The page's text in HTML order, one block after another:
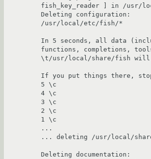
fish_key_reader ] in /usr/
Deleting configuration:
/usr/local/etc/fish/*
In 5 seconds, all data
functions, completions,
\t/usr/local/share/fish will
If you put things there,
5 \c
4 \c
3 \c
2 \c
1 \c
...
... deleting /usr/local/
Deleting documentation: